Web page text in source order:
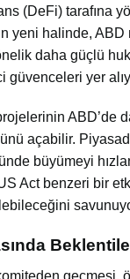
(DeFi) tarafına
yeni halinde,
daha güçlü
güvenceleri yer
ABD’de
açabilir.
büyümeyi
Act benzeri bir
geçmesi,